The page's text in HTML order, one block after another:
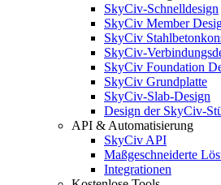
SkyCiv-Schnelldesign
SkyCiv Member
SkyCiv
SkyCiv-
SkyCiv Foundation
SkyCiv Grundplatte
SkyCiv-Slab-Design
Design der SkyCiv-
API & Automatisierung
SkyCiv API
Maßgeschneiderte
Integrationen